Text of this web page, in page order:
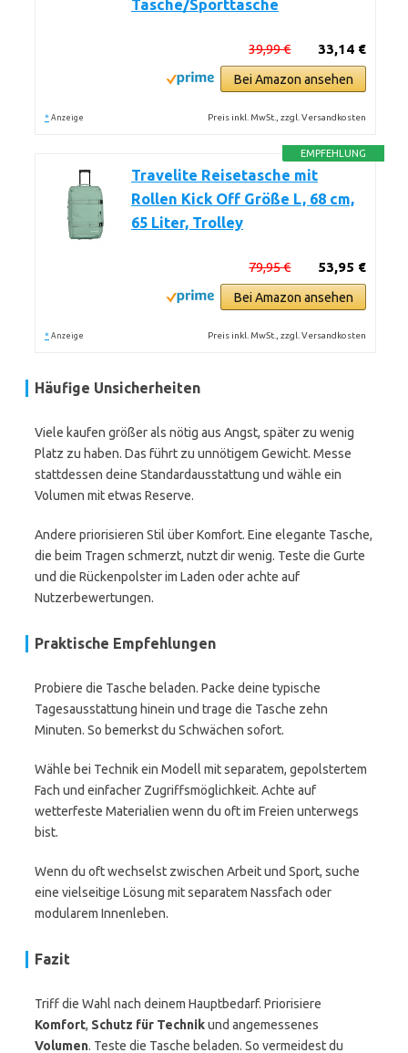
Tasche/Sporttasche
33,14 €
39,99 €
Bei Amazon ansehen
* Anzeige Preis inkl. MwSt., zzgl. Versandkosten
EMPFEHLUNG
Travelite Reisetasche mit
Rollen Kick Off Größe L, 68 cm,
65 Liter, Trolley
53,95 €
79,95 €
Bei Amazon ansehen
* Anzeige Preis inkl. MwSt., zzgl. Versandkosten
Häufige Unsicherheiten
Viele kaufen größer als nötig aus Angst, später zu wenig
Platz zu haben. Das führt zu unnötigem Gewicht. Messe
stattdessen deine Standardausstattung und wähle ein
Volumen mit etwas Reserve.
Andere priorisieren Stil über Komfort. Eine elegante Tasche,
die beim Tragen schmerzt, nutzt dir wenig. Teste die Gurte
und die Rückenpolster im Laden oder achte auf
Nutzerbewertungen.
Praktische Empfehlungen
Probiere die Tasche beladen. Packe deine typische
Tagesausstattung hinein und trage die Tasche zehn
Minuten. So bemerkst du Schwächen sofort.
Wähle bei Technik ein Modell mit separatem, gepolstertem
Fach und einfacher Zugriffsmöglichkeit. Achte auf
wetterfeste Materialien wenn du oft im Freien unterwegs
bist.
Wenn du oft wechselst zwischen Arbeit und Sport, suche
eine vielseitige Lösung mit separatem Nassfach oder
modularem Innenleben.
Fazit
Triff die Wahl nach deinem Hauptbedarf. Priorisiere
Komfort, Schutz für Technikund angemessenes
Volumen. Teste die Tasche beladen. So vermeidest du